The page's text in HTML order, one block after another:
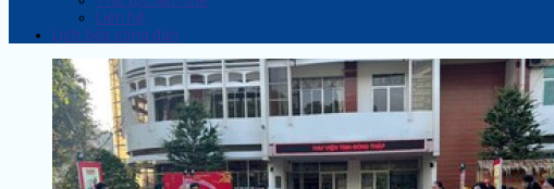
Liên hệ
Lịch tiếp công dân